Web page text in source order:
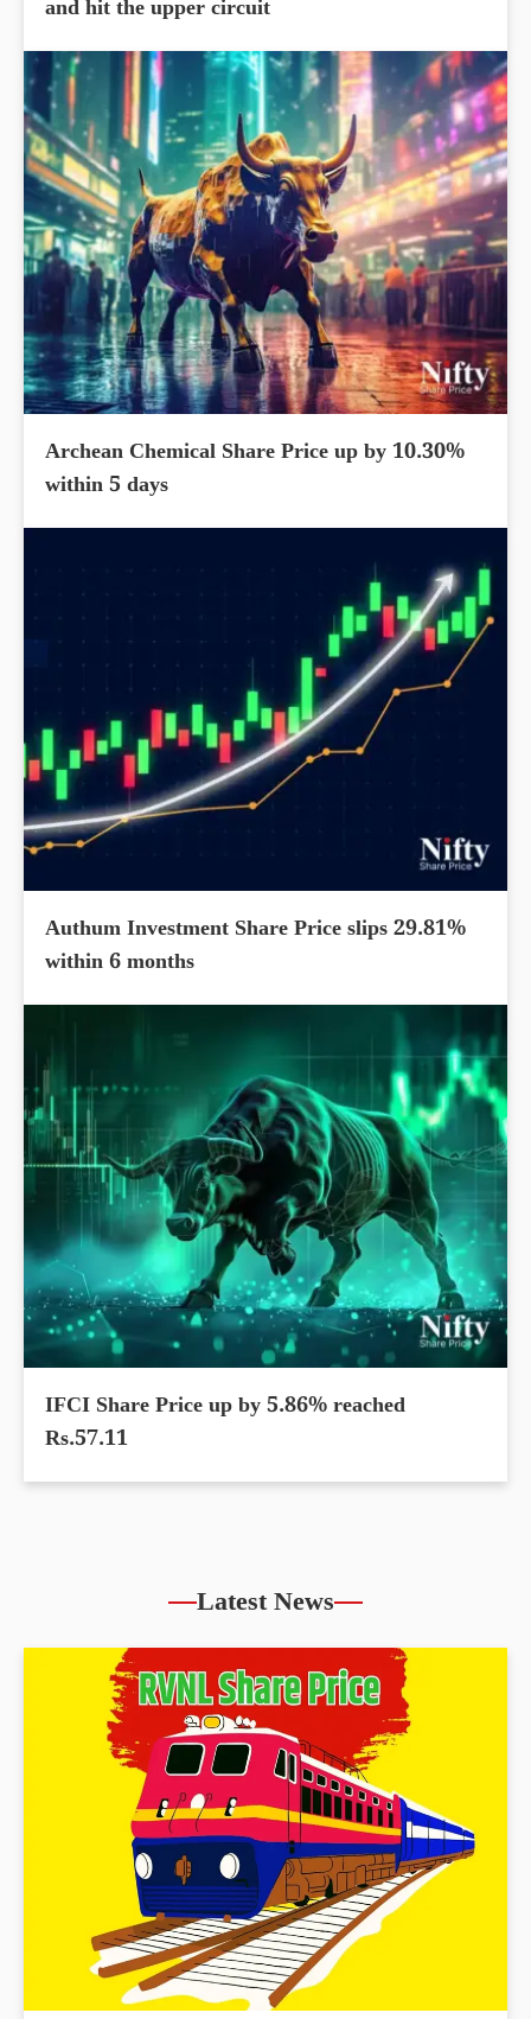
and hit the upper circuit
Archean Chemical Share Price up by 10.30%
within 5 days
Authum Investment Share Price slips 29.81%
within 6 months
IFCI Share Price up by 5.86% reached
Rs.57.11
Latest News